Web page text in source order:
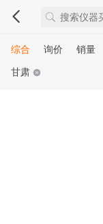
综合 询价 销量
甘肃